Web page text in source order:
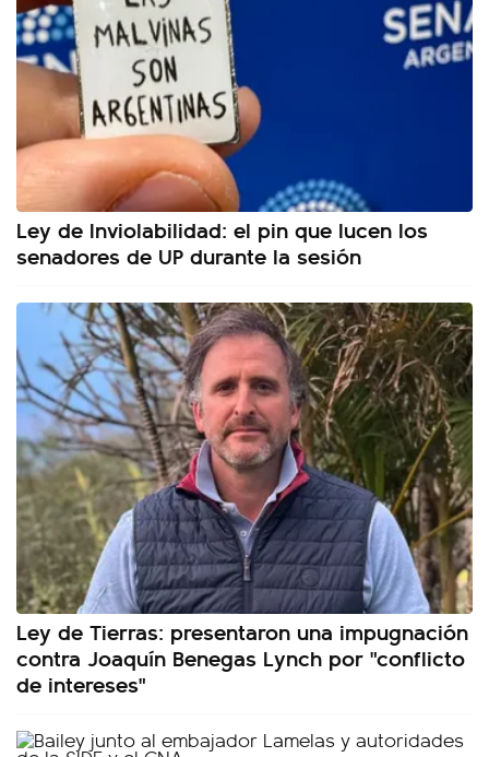
Ley de Inviolabilidad: el pin que lucen los
senadores de UP durante la sesión
Ley de Tierras: presentaron una impugnación
contra Joaquín Benegas Lynch por "conflicto
de intereses"